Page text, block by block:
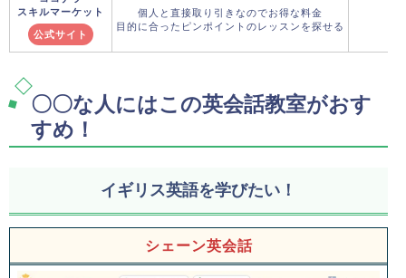
スキルマーケット
公式サイト
個人と直接取り引きなのでお得な料金
目的に合ったピンポイントのレッスンを探せる
〇〇な人にはこの英会話教室がおす
すめ！
イギリス英語を学びたい！
シェーン英会話